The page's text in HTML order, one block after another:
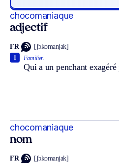
chocomaniaque
adjectif
FR [ʃɔkomanjak]
Familier.
Qui a un penchant
1
chocomaniaque
nom
FR [ʃɔkomanjak]